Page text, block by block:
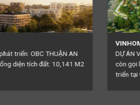
VINHOMES GALAXY – VINHOMES CAO
DỰ ÁN VINHOMES CAO XÀ LÁ Dự án
còn gọi là Vinhomes Galaxy là đại đô thị
triển tại vị trí đắc địa thuộc ba phường:...